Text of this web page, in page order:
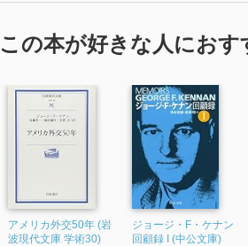
この本が好きな人におす
アメリカ外交50年 (岩
波現代文庫 学術30)
ジョージ・F・ケナン
回顧録 I (中公文庫)